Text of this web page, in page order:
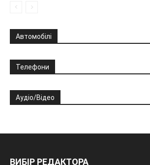
Автомобілі
Телефони
Аудіо/Відео
ВИБІР РЕДАКТОРА